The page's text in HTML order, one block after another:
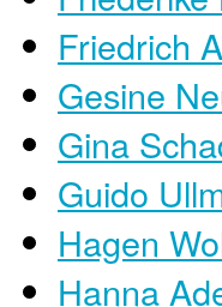
Friedrich
Gesine
Gina
Guido
Hagen
Hanna